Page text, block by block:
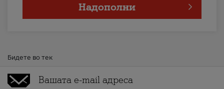
Надополни
Бидете во тек